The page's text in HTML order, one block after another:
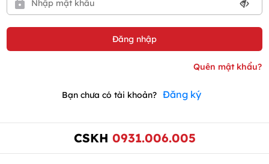
Bạn chưa có tài khoản? Đăng ký
CSKH 0931.006.005